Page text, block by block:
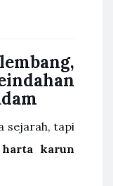
sejarah, tapi
harta karun